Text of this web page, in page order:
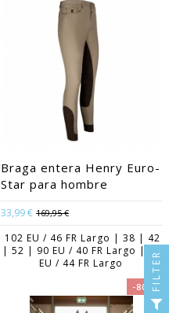
Braga entera Henry Euro-
Star para hombre
33,99 € 169,95 €
102 EU / 46 FR Largo | 38 | 42
| 52 | 90 EU / 40 FR Largo | 98
EU / 44 FR Largo
-80%FILTER